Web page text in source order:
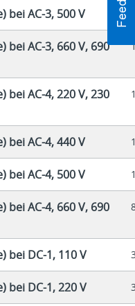
AC-3, 500 V
AC-3, 660 V, 690
AC-4, 220 V, 230
AC-4, 440 V
AC-4, 500 V
AC-4, 660 V, 690
bei DC-1, 110 V
bei DC-1, 220 V